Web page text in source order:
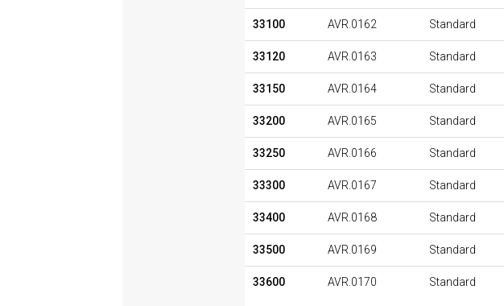
33100 AVR.0162 Standard
33120 AVR.0163 Standard
33150 AVR.0164 Standard
33200 AVR.0165 Standard
33250 AVR.0166 Standard
33300 AVR.0167 Standard
33400 AVR.0168 Standard
33500 AVR.0169 Standard
33600 AVR.0170 Standard